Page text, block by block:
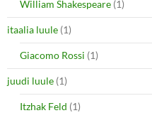
William Shakespeare (1)
itaalia luule (1)
Giacomo Rossi (1)
juudi luule (1)
Itzhak Feld (1)